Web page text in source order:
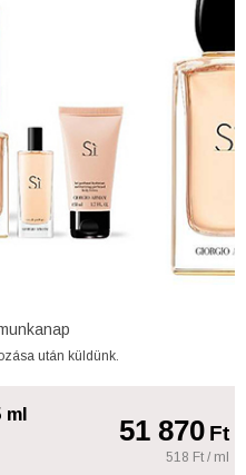
után küldünk.
ml
51 870Ft
518 Ft / ml